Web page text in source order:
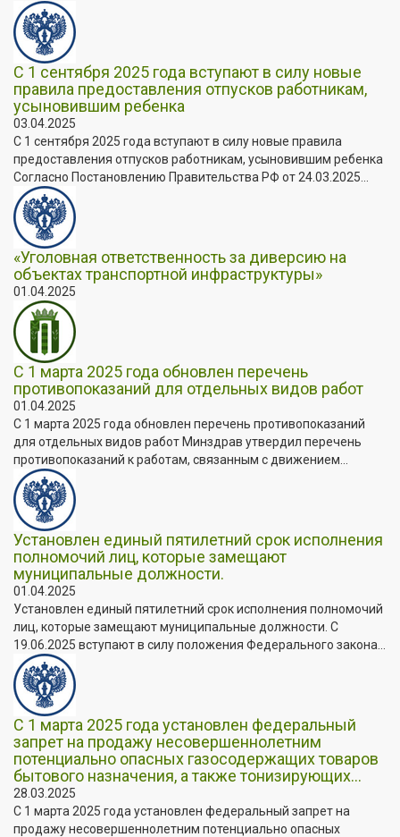
С 1 сентября 2025 года вступают в силу новые
правила предоставления отпусков работникам,
усыновившим ребенка
03.04.2025
С 1 сентября 2025 года вступают в силу новые правила
предоставления отпусков работникам, усыновившим ребенка
Согласно Постановлению Правительства РФ от 24.03.2025...
«Уголовная ответственность за диверсию на
объектах транспортной инфраструктуры»
01.04.2025
С 1 марта 2025 года обновлен перечень
противопоказаний для отдельных видов работ
01.04.2025
С 1 марта 2025 года обновлен перечень противопоказаний
для отдельных видов работ Минздрав утвердил перечень
противопоказаний к работам, связанным с движением...
Установлен единый пятилетний срок исполнения
полномочий лиц, которые замещают
муниципальные должности.
01.04.2025
Установлен единый пятилетний срок исполнения полномочий
лиц, которые замещают муниципальные должности. C
19.06.2025 вступают в силу положения Федерального закона...
С 1 марта 2025 года установлен федеральный
запрет на продажу несовершеннолетним
потенциально опасных газосодержащих товаров
бытового назначения, а также тонизирующих...
28.03.2025
С 1 марта 2025 года установлен федеральный запрет на
продажу несовершеннолетним потенциально опасных